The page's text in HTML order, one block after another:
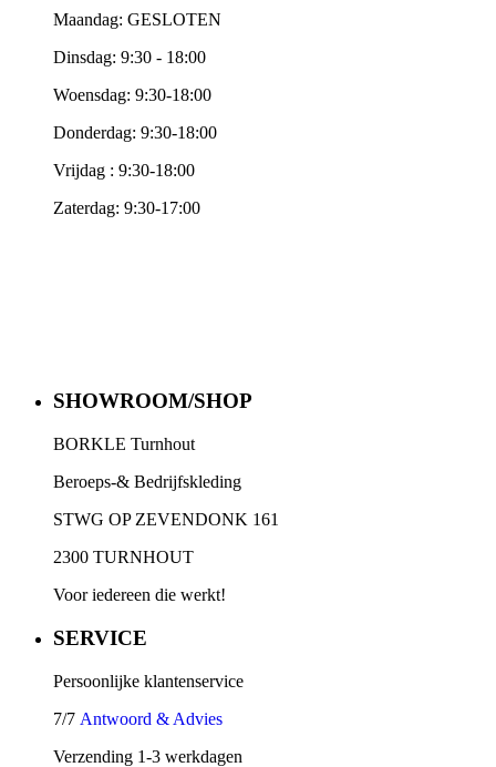
Maandag: GESLOTEN
Dinsdag: 9:30 - 18:00
Woensdag: 9:30-18:00
Donderdag: 9:30-18:00
Vrijdag : 9:30-18:00
Zaterdag: 9:30-17:00
SHOWROOM/SHOP
BORKLE Turnhout
Beroeps-& Bedrijfskleding
STWG OP ZEVENDONK 161
2300 TURNHOUT
Voor iedereen die werkt!
SERVICE
Persoonlijke klantenservice
7/7 Antwoord & Advies
Verzending 1-3 werkdagen